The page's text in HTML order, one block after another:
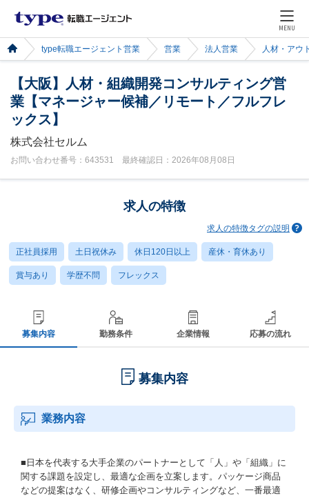
MENU
type転職エージェント営業 営業 法人営業 人材・アウ
【大阪】人材・組織開発コンサルティング営
業【マネージャー候補／リモート／フルフレ
ックス】
株式会社セルム
お問い合わせ番号：643531 最終確認日：2026年08月08日
求人の特徴
求人の特徴タグの説明
正社員採用 土日祝休み 休日120日以上 産休・育休あり
賞与あり 学歴不問 フレックス
募集内容 勤務条件 企業情報 応募の流れ
募集内容
業務内容
■日本を代表する大手企業のパートナーとして「人」や「組織」に
関する課題を設定し、最適な企画を立案します。パッケージ商品
などの提案はなく、研修企画やコンサルティングなど、一番最適